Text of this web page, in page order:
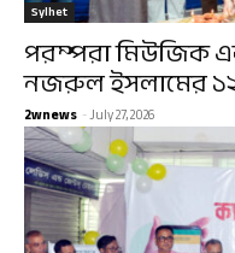
Sylhet
পরম্পরা মিউজিক
নজরুল ইসলামের
2wnews -July 27, 2026